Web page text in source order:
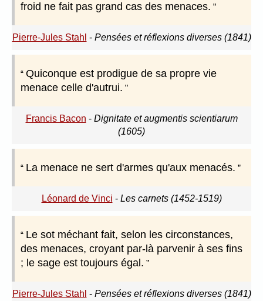
froid ne fait pas grand cas des menaces.
Pierre-Jules Stahl - Pensées et réflexions diverses (1841)
Quiconque est prodigue de sa propre vie
menace celle d'autrui.
Francis Bacon - Dignitate et augmentis scientiarum
(1605)
La menace ne sert d'armes qu'aux menacés.
Léonard de Vinci - Les carnets (1452-1519)
Le sot méchant fait, selon les circonstances,
des menaces, croyant par-là parvenir à ses fins
; le sage est toujours égal.
Pierre-Jules Stahl - Pensées et réflexions diverses (1841)